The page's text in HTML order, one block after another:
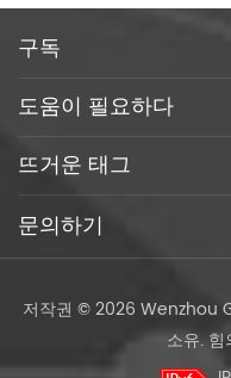
구독
도움이 필요하다
뜨거운 태그
문의하기
저작권 © 2026 Wenzhou
소유.힘